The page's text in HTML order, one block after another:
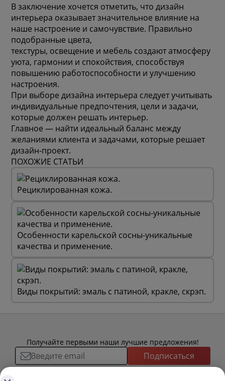
В заключение хочется отметить, что дизайн
интерьера оказывает значительное влияние на
наше настроение и самочувствие. Правильно
подобранные цвета,
текстуры, освещение и мебель создают атмосферу
уюта, гармонии и спокойствия, способствуя
повышению работоспособности и улучшению
настроения.
При выборе дизайна интерьера следует учитывать
индивидуальные предпочтения, цели и задачи,
которые должен решать интерьер.
Главное — найти идеальный баланс между
желаниями клиента и задачами, которые решает
дизайн-проект.
ПОХОЖИЕ СТАТЬИ
Рециклированная кожа.
Особенности карельской сосны-уникальные
качества и применение.
Виды покрытий: эмаль с патиной, кракле, скрэп.
Получайте первыми наши лучшие предложения!
Подписаться